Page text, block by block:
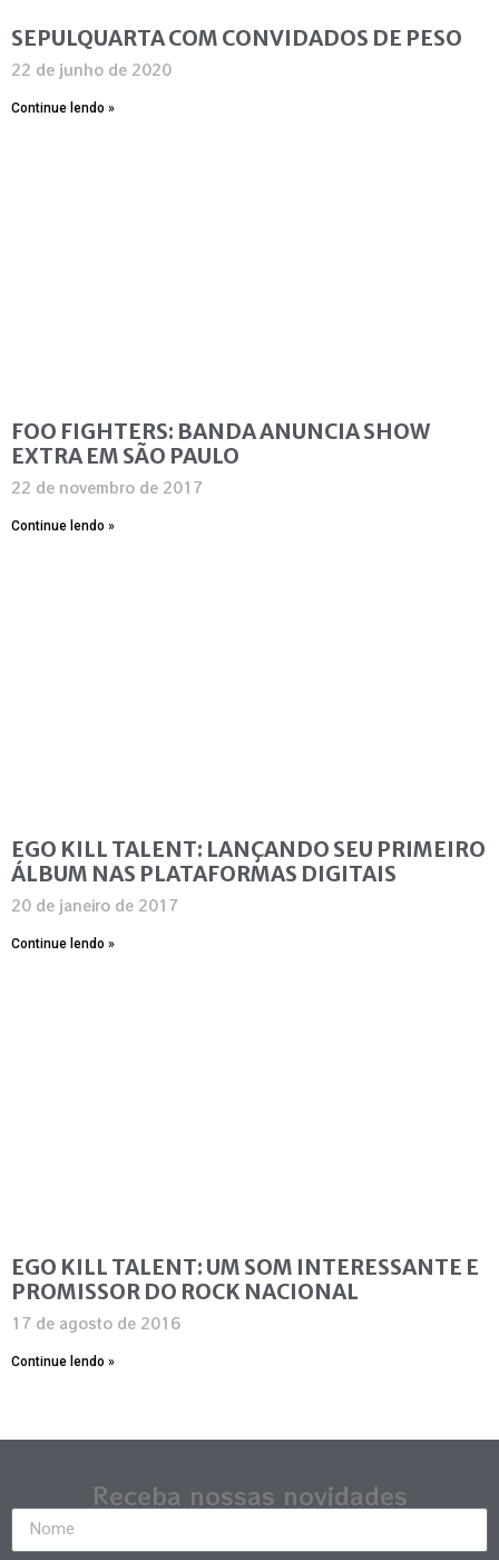
SEPULQUARTA COM CONVIDADOS DE PESO
22 de junho de 2020
Continue lendo »
FOO FIGHTERS: BANDA ANUNCIA SHOW
EXTRA EM SÃO PAULO
22 de novembro de 2017
Continue lendo »
EGO KILL TALENT: LANÇANDO SEU PRIMEIRO
ÁLBUM NAS PLATAFORMAS DIGITAIS
20 de janeiro de 2017
Continue lendo »
EGO KILL TALENT: UM SOM INTERESSANTE E
PROMISSOR DO ROCK NACIONAL
17 de agosto de 2016
Continue lendo »
Receba nossas novidades